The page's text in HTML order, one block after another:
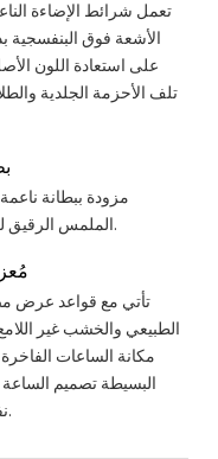
تعمل شرائط الإضاءة
على استعادة اللون
تلف الأحزمة الجلدية
مزودة ببطانة
الملمس الرقيق لعلب الساعات والأساور.
تأتي مع قواعد عرض
الطبيعي والخشب غير
مكانة الساعات الفاخرة
البسيطة تصميم
نفسه تجربة العرض الفنية.